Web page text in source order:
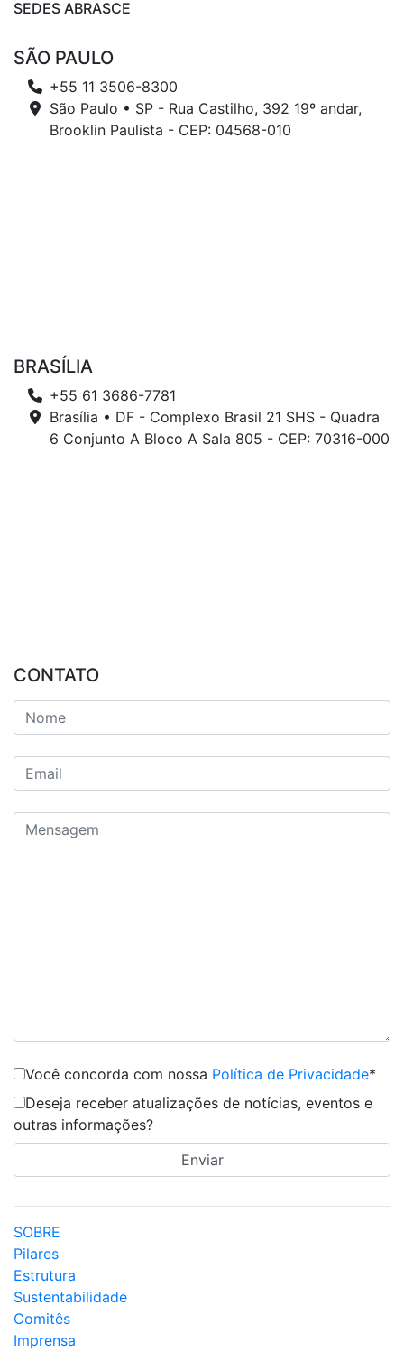
SEDES ABRASCE
SÃO PAULO
+55 11 3506-8300
São Paulo • SP - Rua Castilho, 392 19º andar,
Brooklin Paulista - CEP: 04568-010
BRASÍLIA
+55 61 3686-7781
Brasília • DF - Complexo Brasil 21 SHS - Quadra
6 Conjunto A Bloco A Sala 805 - CEP: 70316-000
CONTATO
Você concorda com nossa Política de Privacidade*
Deseja receber atualizações de notícias, eventos e
outras informações?
SOBRE
Pilares
Estrutura
Sustentabilidade
Comitês
Imprensa